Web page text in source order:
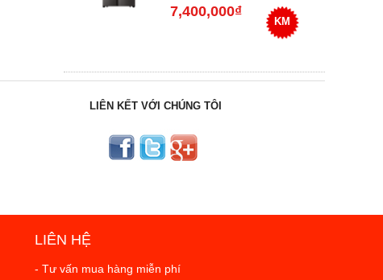
7,400,000₫
KM
LIÊN KẾT VỚI CHÚNG TÔI
LIÊN HỆ
- Tư vấn mua hàng miễn phí